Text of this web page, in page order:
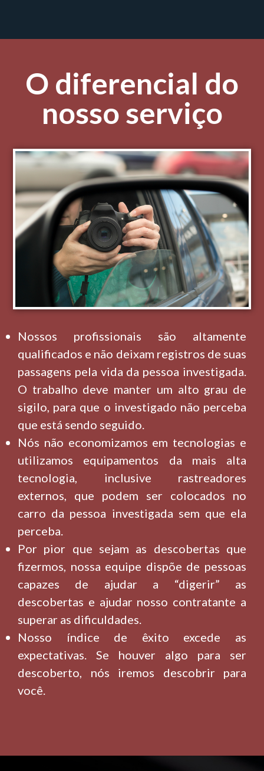
O diferencial do
nosso serviço
Nossos profissionais são altamente
qualificados e não deixam registros de suas
passagens pela vida da pessoa investigada.
O trabalho deve manter um alto grau de
sigilo, para que o investigado não perceba
que está sendo seguido.
Nós não economizamos em tecnologias e
utilizamos equipamentos da mais alta
tecnologia, inclusive rastreadores
externos, que podem ser colocados no
carro da pessoa investigada sem que ela
perceba.
Por pior que sejam as descobertas que
fizermos, nossa equipe dispõe de pessoas
capazes de ajudar a “digerir” as
descobertas e ajudar nosso contratante a
superar as dificuldades.
Nosso índice de êxito excede as
expectativas. Se houver algo para ser
descoberto, nós iremos descobrir para
você.